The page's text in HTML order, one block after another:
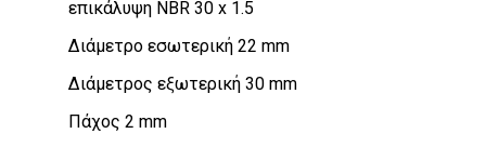
επικάλυψη NBR 30 x 1.5
Διάμετρο εσωτερική 22 mm
Διάμετρος εξωτερική 30 mm
Πάχος 2 mm